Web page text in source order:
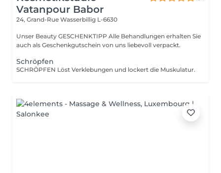
Vatanpour Babor
24, Grand-Rue Wasserbillig L-6630
Unser Beauty GESCHENKTIPP Alle Behandlungen erhalten Sie
auch als Geschenkgutschein von uns liebevoll verpackt.
Schröpfen
SCHRÖPFEN Löst Verklebungen und lockert die Muskulatur.